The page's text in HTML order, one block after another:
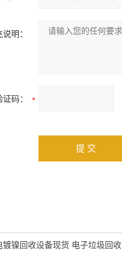
明：
证码：
镀镍回收设备现货 电子垃圾回收